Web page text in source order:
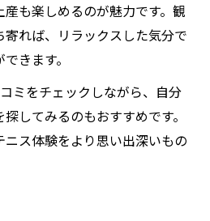
も楽しめるのが魅力です。観
れば、リラックスした気分で
きます。
ミをチェックしながら、自分
してみるのもおすすめです。
ス体験をより思い出深いもの